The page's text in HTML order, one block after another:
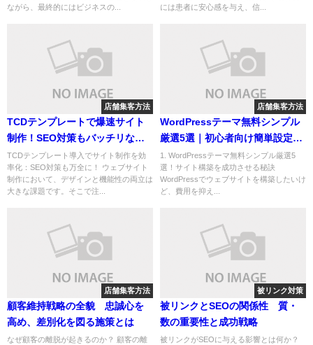
ながら、最終的にはビジネスの...
には患者に安心感を与え、信...
店舗集客方法
TCDテンプレートで爆速サイト
制作！SEO対策もバッチリな導
入・活用ガイド
TCDテンプレート導入でサイト制作を効
率化：SEO対策も万全に！ ウェブサイト
制作において、デザインと機能性の両立は
大きな課題です。そこで注...
店舗集客方法
WordPressテーマ無料シンプル
厳選5選｜初心者向け簡単設定で
サイト構築成功！
1. WordPressテーマ無料シンプル厳選5
選！サイト構築を成功させる秘訣
WordPressでウェブサイトを構築したいけ
ど、費用を抑え...
店舗集客方法
顧客維持戦略の全貌 忠誠心を
高め、差別化を図る施策とは
なぜ顧客の離脱が起きるのか？ 顧客の離
被リンク対策
被リンクとSEOの関係性 質・
数の重要性と成功戦略
被リンクがSEOに与える影響とは何か？